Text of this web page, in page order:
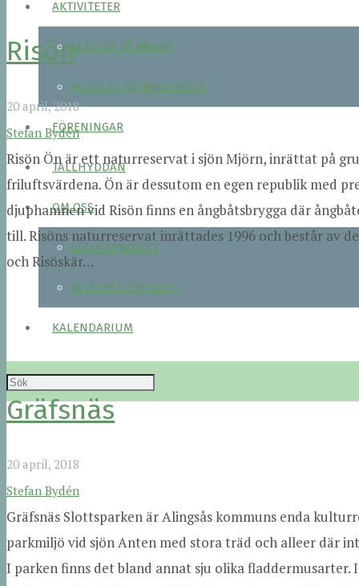
AKTIVITETER
SLÅTTER PÅ ÄNGAR
PADDLA I MJÖRNBYGDEN
FÖRENINGAR
TALLHYDDAN
OM OSS
LEADERPROJEKT
INTEGRITETSPOLICY
KALENDARIUM
Risön
20 april, 2018
Stefan Bydén
Risön Ön är ett naturreservat i sjön Mjörn, inrättat på
friluftsvärdena. Ön är dessutom en egen republik med
djuphamnen vid Risön finns en ångbåtsbrygga där
till. Risöns naturreservat inrättades 1996 och består av
och Risöskär…
Gräfsnäs
20 april, 2018
Stefan Bydén
Gräfsnäs Slottsparken är Alingsås kommuns enda
parkmiljö vid sjön Anten med stora träd och alleer där
I parken finns det bland annat sju olika